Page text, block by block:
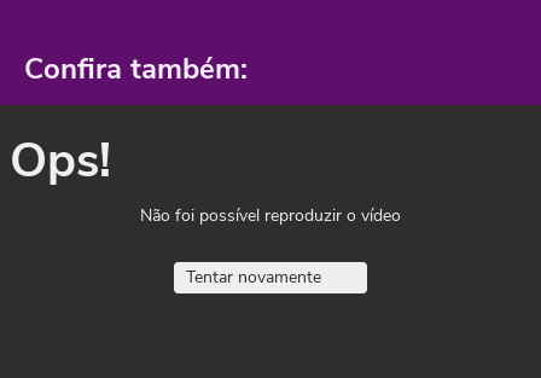
Confira também:
Ops!
Não foi possível reproduzir o vídeo
Tentar novamente